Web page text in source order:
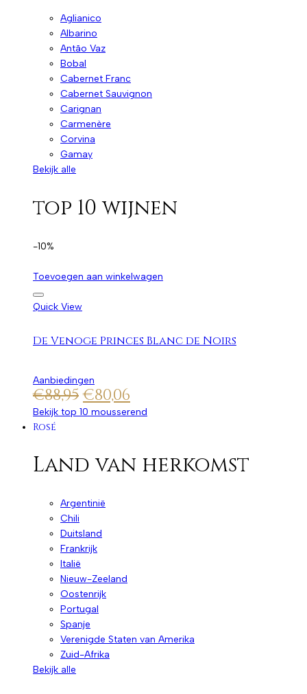
Aglianico
Albarino
Antão Vaz
Bobal
Cabernet Franc
Cabernet Sauvignon
Carignan
Carmenère
Corvina
Gamay
Bekijk alle
top 10 wijnen
-10%
Toevoegen aan winkelwagen
Quick View
De Venoge Princes Blanc de Noirs
Aanbiedingen
€88,95€80,06
Bekijk top 10 mousserend
Rosé
Land van herkomst
Argentinië
Chili
Duitsland
Frankrijk
Italië
Nieuw-Zeeland
Oostenrijk
Portugal
Spanje
Verenigde Staten van Amerika
Zuid-Afrika
Bekijk alle